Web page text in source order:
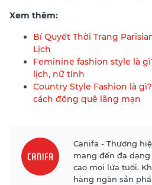
Xem thêm:
Bí Quyết Thời Trang
Lịch
Feminine fashion style là
lịch, nữ tính
Country Style Fashion là
cách đồng quê lãng mạn
Canifa - Thương
mang đến đa
cao mọi lứa tuổi.
hàng ngàn sản